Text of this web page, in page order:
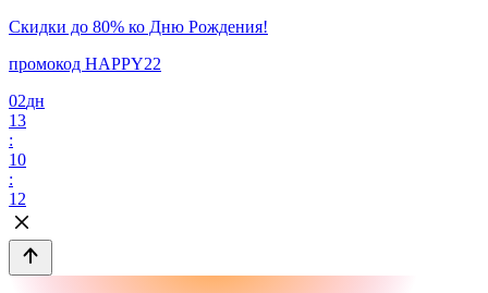
Скидки до 80% ко Дню Рождения!
промокод HAPPY22
02дн
13
:
10
:
12